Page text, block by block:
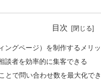
目次
ングページ）を制作するメリッ
談者を効率的に集客できる
とで問い合わせ数を最大化で